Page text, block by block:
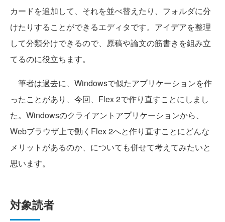
カードを追加して、それを並べ替えたり、フォルダに分
けたりすることができるエディタです。アイデアを整理
して分類分けできるので、原稿や論文の筋書きを組み立
てるのに役立ちます。
筆者は過去に、Windowsで似たアプリケーションを作
ったことがあり、今回、Flex 2で作り直すことにしまし
た。Windowsのクライアントアプリケーションから、
Webブラウザ上で動くFlex 2へと作り直すことにどんな
メリットがあるのか、についても併せて考えてみたいと
思います。
対象読者